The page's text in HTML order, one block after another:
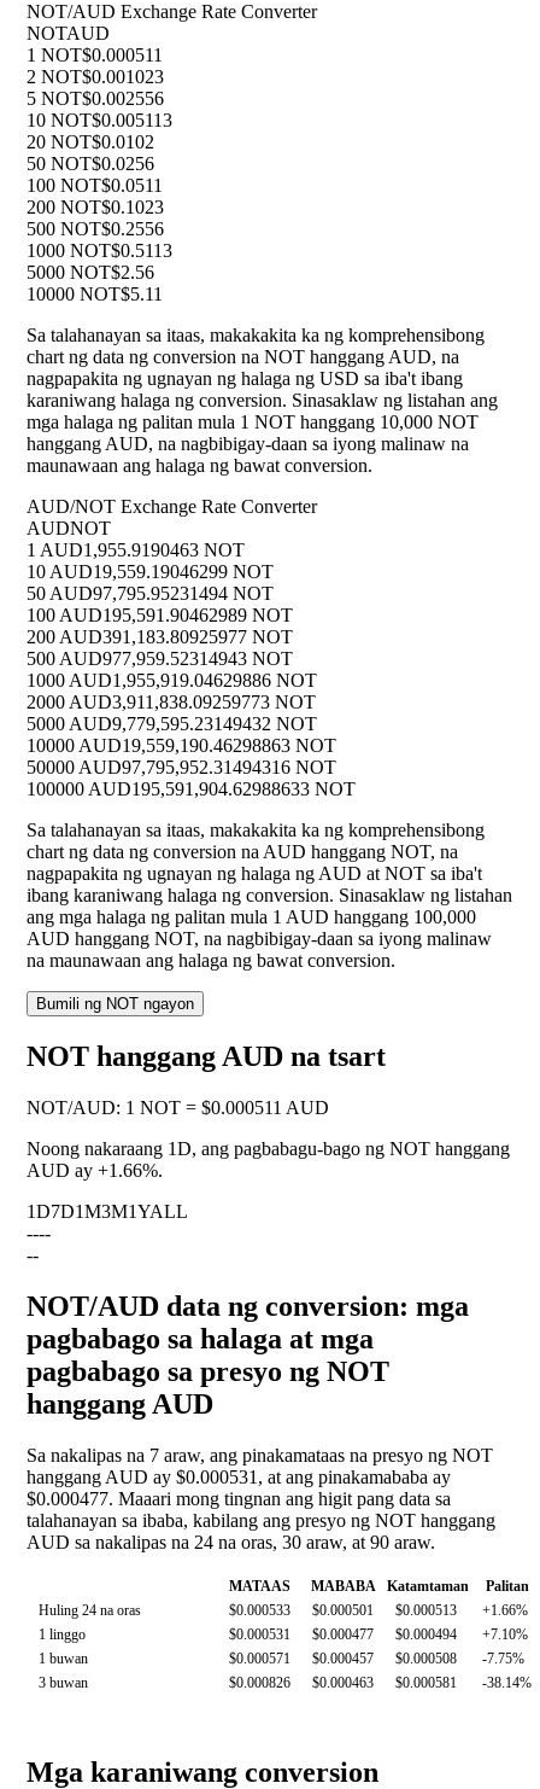
NOT/AUD Exchange Rate Converter
NOTAUD
1 NOT$0.000511
2 NOT$0.001023
5 NOT$0.002556
10 NOT$0.005113
20 NOT$0.0102
50 NOT$0.0256
100 NOT$0.0511
200 NOT$0.1023
500 NOT$0.2556
1000 NOT$0.5113
5000 NOT$2.56
10000 NOT$5.11
Sa talahanayan sa itaas, makakakita ka ng komprehensibong
chart ng data ng conversion na NOT hanggang AUD, na
nagpapakita ng ugnayan ng halaga ng USD sa iba't ibang
karaniwang halaga ng conversion. Sinasaklaw ng listahan ang
mga halaga ng palitan mula 1 NOT hanggang 10,000 NOT
hanggang AUD, na nagbibigay-daan sa iyong malinaw na
maunawaan ang halaga ng bawat conversion.
AUD/NOT Exchange Rate Converter
AUDNOT
1 AUD1,955.9190463 NOT
10 AUD19,559.19046299 NOT
50 AUD97,795.95231494 NOT
100 AUD195,591.90462989 NOT
200 AUD391,183.80925977 NOT
500 AUD977,959.52314943 NOT
1000 AUD1,955,919.04629886 NOT
2000 AUD3,911,838.09259773 NOT
5000 AUD9,779,595.23149432 NOT
10000 AUD19,559,190.46298863 NOT
50000 AUD97,795,952.31494316 NOT
100000 AUD195,591,904.62988633 NOT
Sa talahanayan sa itaas, makakakita ka ng komprehensibong
chart ng data ng conversion na AUD hanggang NOT, na
nagpapakita ng ugnayan ng halaga ng AUD at NOT sa iba't
ibang karaniwang halaga ng conversion. Sinasaklaw ng listahan
ang mga halaga ng palitan mula 1 AUD hanggang 100,000
AUD hanggang NOT, na nagbibigay-daan sa iyong malinaw
na maunawaan ang halaga ng bawat conversion.
Bumili ng NOT ngayon
NOT hanggang AUD na tsart
NOT/AUD: 1 NOT = $0.000511 AUD
Noong nakaraang 1D, ang pagbabagu-bago ng NOT hanggang
AUD ay +1.66%.
1D7D1M3M1YALL
----
--
NOT/AUD data ng conversion: mga
pagbabago sa halaga at mga
pagbabago sa presyo ng NOT
hanggang AUD
Sa nakalipas na 7 araw, ang pinakamataas na presyo ng NOT
hanggang AUD ay $0.000531, at ang pinakamababa ay
$0.000477. Maaari mong tingnan ang higit pang data sa
talahanayan sa ibaba, kabilang ang presyo ng NOT hanggang
AUD sa nakalipas na 24 na oras, 30 araw, at 90 araw.
MATAAS MABABA Katamtaman
Palitan
Huling 24 na oras
$0.000533 $0.000501 $0.000513
+1.66%
1 linggo
$0.000531 $0.000477 $0.000494
+7.10%
1 buwan
$0.000571 $0.000457 $0.000508
-7.75%
3 buwan
$0.000826 $0.000463 $0.000581 -38.14%
Mga karaniwang conversion